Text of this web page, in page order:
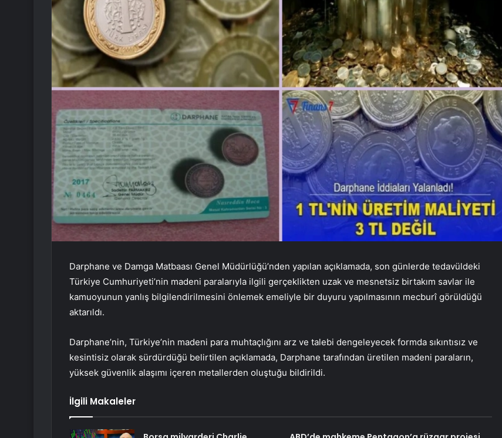
Darphane ve Damga Matbaası Genel Müdürlüğü’nden yapılan açıklamada, son günlerde tedavüldeki
Türkiye Cumhuriyeti’nin madeni paralarıyla ilgili gerçeklikten uzak ve mesnetsiz birtakım savlar ile
kamuoyunun yanlış bilgilendirilmesini önlemek emeliyle bir duyuru yapılmasının mecburî görüldüğü
aktarıldı.
Darphane’nin, Türkiye’nin madeni para muhtaçlığını arz ve talebi dengeleyecek formda sıkıntısız ve
kesintisiz olarak sürdürdüğü belirtilen açıklamada, Darphane tarafından üretilen madeni paraların,
yüksek güvenlik alaşımı içeren metallerden oluştuğu bildirildi.
İlgili Makaleler